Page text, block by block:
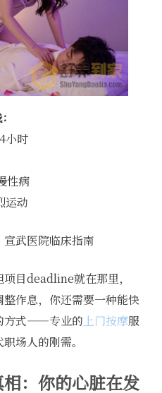
小时
性病
运动
武医院临床指南
目deadline就在那里，
作息，你还需要一种能快
方式——专业的 上门按摩服
场人的刚需。
：你的心脏在发